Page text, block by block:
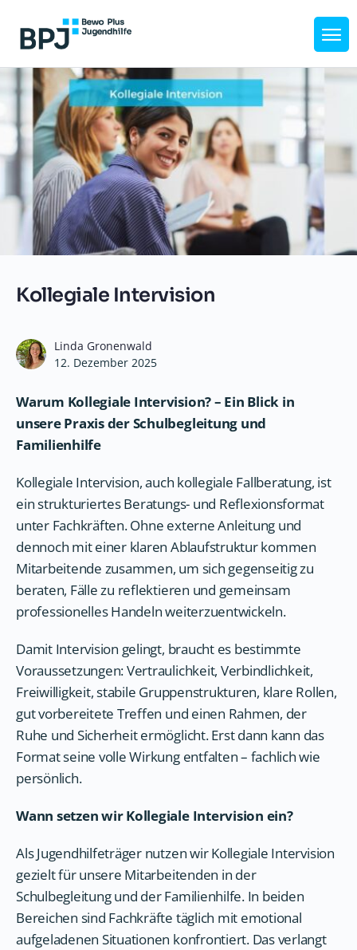
Kollegiale Intervision
Linda Gronenwald
12. Dezember 2025
Warum Kollegiale Intervision? – Ein Blick in
unsere Praxis der Schulbegleitung und
Familienhilfe
Kollegiale Intervision, auch kollegiale Fallberatung, ist
ein strukturiertes Beratungs- und Reflexionsformat
unter Fachkräften. Ohne externe Anleitung und
dennoch mit einer klaren Ablaufstruktur kommen
Mitarbeitende zusammen, um sich gegenseitig zu
beraten, Fälle zu reflektieren und gemeinsam
professionelles Handeln weiterzuentwickeln.
Damit Intervision gelingt, braucht es bestimmte
Voraussetzungen: Vertraulichkeit, Verbindlichkeit,
Freiwilligkeit, stabile Gruppenstrukturen, klare Rollen,
gut vorbereitete Treffen und einen Rahmen, der
Ruhe und Sicherheit ermöglicht. Erst dann kann das
Format seine volle Wirkung entfalten – fachlich wie
persönlich.
Wann setzen wir Kollegiale Intervision ein?
Als Jugendhilfeträger nutzen wir Kollegiale Intervision
gezielt für unsere Mitarbeitenden in der
Schulbegleitung und der Familienhilfe. In beiden
Bereichen sind Fachkräfte täglich mit emotional
aufgeladenen Situationen konfrontiert. Das verlangt